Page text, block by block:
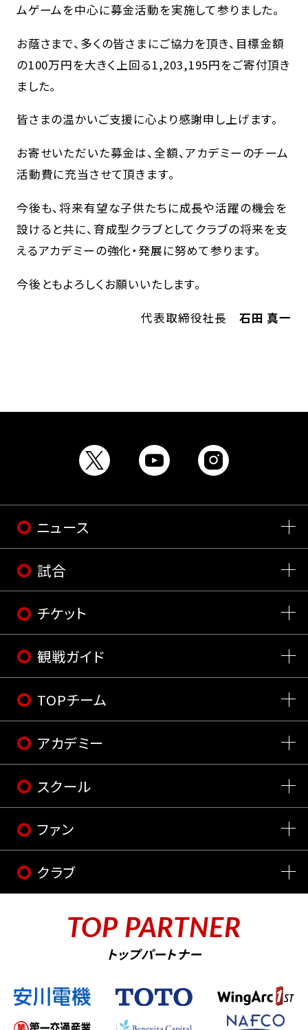
ムゲームを中心に募金活動を実施して参りました。
お蔭さまで、多くの皆さまにご協力を頂き、目標金額
の100万円を大きく上回る1,203,195円をご寄付頂き
ました。
皆さまの温かいご支援に心より感謝申し上げます。
お寄せいただいた募金は、全額、アカデミーのチーム
活動費に充当させて頂きます。
今後も、将来有望な子供たちに成長や活躍の機会を
設けると共に、育成型クラブとしてクラブの将来を支
えるアカデミーの強化・発展に努めて参ります。
今後ともよろしくお願いいたします。
代表取締役社長 石田 真一
ニュース
試合
チケット
観戦ガイド
TOPチーム
アカデミー
スクール
ファン
クラブ
TOP PARTNER
トップパートナー